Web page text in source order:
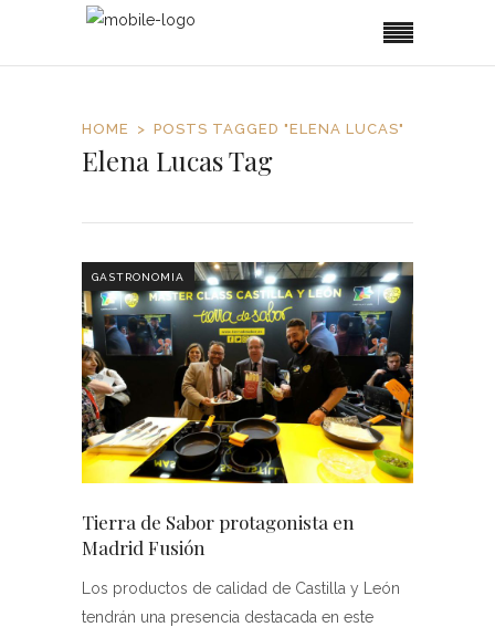
HOME POSTS TAGGED "ELENA LUCAS"
Elena Lucas Tag
GASTRONOMIA
Tierra de Sabor protagonista en
Madrid Fusión
Los productos de calidad de Castilla y León
tendrán una presencia destacada en este